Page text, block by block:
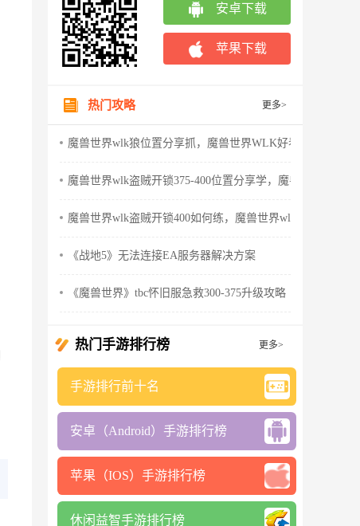
安卓下载
苹果下载
热门攻略 更多>
魔兽世界wlk狼位置分享抓，魔兽世界WLK好看的狼
魔兽世界wlk盗贼开锁375-400位置分享学，魔兽世界wlk怀
魔兽世界wlk盗贼开锁400如何练，魔兽世界wlk盗贼天赋
《战地5》无法连接EA服务器解决方案
《魔兽世界》tbc怀旧服急救300-375升级攻略
热门手游排行榜 更多>
手游排行前十名
安卓（Android）手游排行榜
苹果（IOS）手游排行榜
休闲益智手游排行榜